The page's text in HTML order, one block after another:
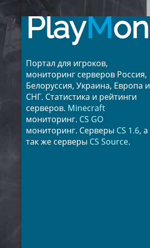
PlayMon
Портал для игроков,
мониторинг серверов Россия,
Белоруссия, Украина, Европа и
СНГ. Статистика и рейтинги
серверов. Minecraft
мониторинг. CS GO
мониторинг. Серверы CS 1.6, а
так же серверы CS Source.